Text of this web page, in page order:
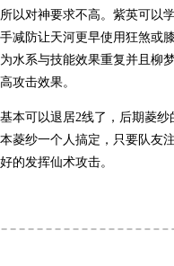
以对神要求不高。紫英可以
减防让天河更早使用狂煞或
水系与技能效果重复并且柳
攻击效果。
可以退居2线了，后期菱纱
菱纱一个人搞定，只要队友
的发挥仙术攻击。